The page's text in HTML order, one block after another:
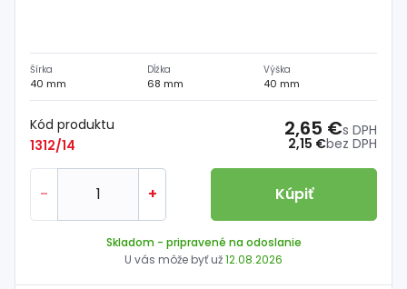
Šírka
40 mm
Dĺžka
68 mm
Výška
40 mm
Kód produktu
1312/14
2,15 €bez DPH
2,65 €s DPH
- + Kúpiť
Skladom - pripravené na odoslanie
U vás môže byť už12.08.2026